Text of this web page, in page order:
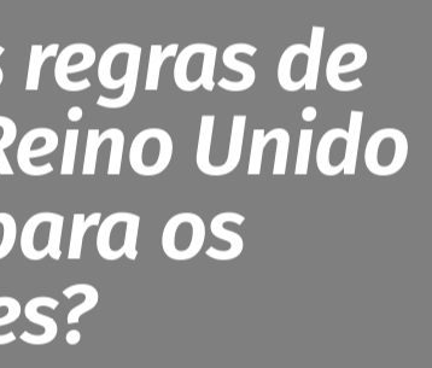
regras de
Unido
os